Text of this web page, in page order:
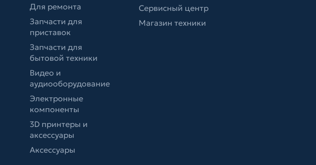
Для ремонта
Запчасти для
приставок
Запчасти для
бытовой техники
Видео и
аудиооборудование
Электронные
компоненты
3D принтеры и
аксессуары
Аксессуары
Сервисный центр
Магазин техники